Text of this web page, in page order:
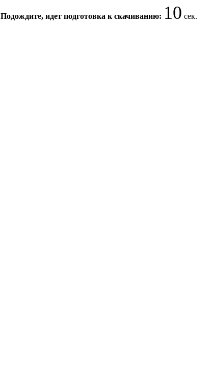
Подождите, идет подготовка к скачиванию: 10 сек.